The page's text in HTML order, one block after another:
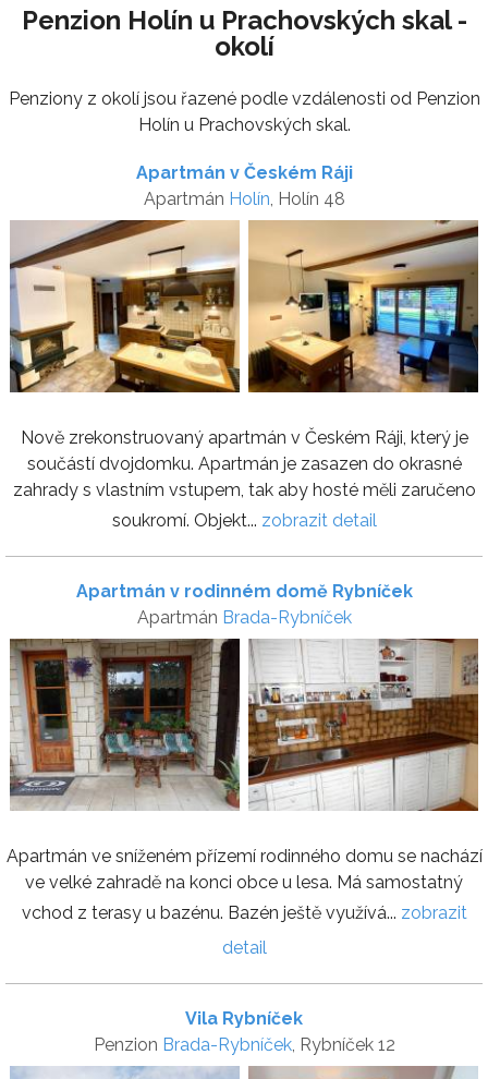
Penzion Holín u Prachovských skal -
okolí
Penziony z okolí jsou řazené podle vzdálenosti od Penzion
Holín u Prachovských skal.
Apartmán v Českém Ráji
Apartmán Holín , Holín 48
Nově zrekonstruovaný apartmán v Českém Ráji, který je
součástí dvojdomku. Apartmán je zasazen do okrasné
zahrady s vlastním vstupem, tak aby hosté měli zaručeno
soukromí. Objekt... zobrazit detail
Apartmán v rodinném domě Rybníček
Apartmán Brada-Rybníček
Apartmán ve sníženém přízemí rodinného domu se nachází
ve velké zahradě na konci obce u lesa. Má samostatný
vchod z terasy u bazénu. Bazén ještě využívá... zobrazit
detail
Vila Rybníček
Penzion Brada-Rybníček, Rybníček 12